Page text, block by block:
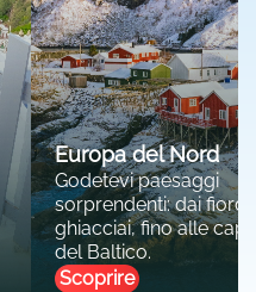
Europa del Nord
Godetevi paesaggi
sorprendenti: dai fiordi
ghiacciai, fino alle
del Baltico.
Scoprire